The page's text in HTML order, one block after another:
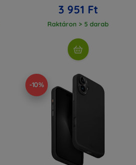
3 951 Ft
Raktáron > 5 darab
-10%